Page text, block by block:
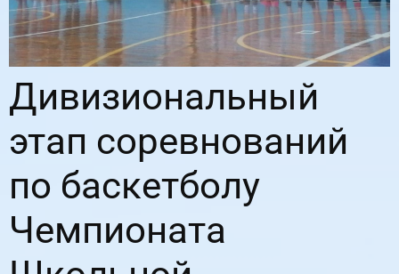
Дивизиональный
этап соревнований
по баскетболу
Чемпионата